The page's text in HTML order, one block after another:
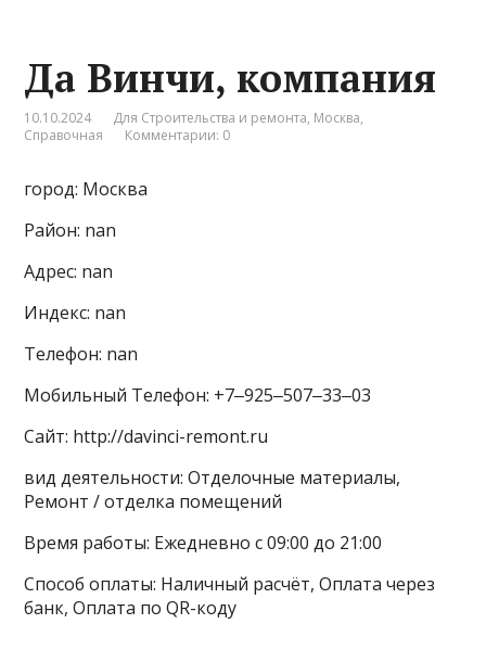
Да Винчи, компания
10.10.2024 Для Строительства и ремонта, Москва,
Справочная
Комментарии: 0
город: Москва
Район: nan
Адрес: nan
Индекс: nan
Телефон: nan
Мобильный Телефон: +7‒925‒507‒33‒03
Сайт: http://davinci-remont.ru
вид деятельности: Отделочные материалы,
Ремонт / отделка помещений
Время работы: Ежедневно с 09:00 до 21:00
Способ оплаты: Наличный расчёт, Оплата через
банк, Оплата по QR-коду